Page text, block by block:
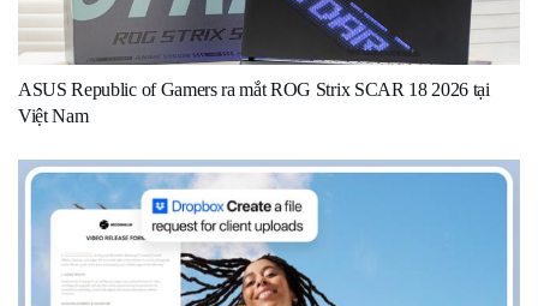
ASUS Republic of Gamers ra mắt ROG Strix SCAR 18 2026 tại
Việt Nam